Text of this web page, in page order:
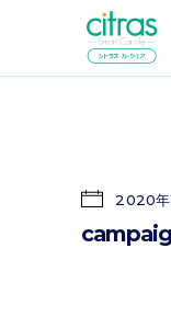
2020年